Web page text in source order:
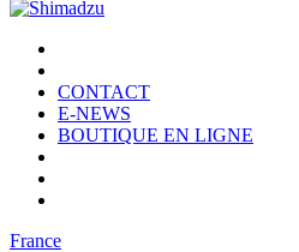
CONTACT
E-NEWS
BOUTIQUE EN LIGNE
France